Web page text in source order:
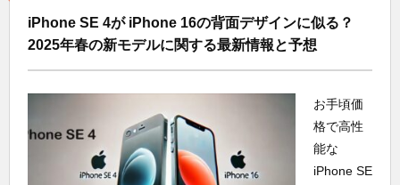
iPhone SE 4が iPhone 16の背面デザインに似る？
2025年春の新モデルに関する最新情報と予想
お手頃価
格で高性
能な
iPhone SE